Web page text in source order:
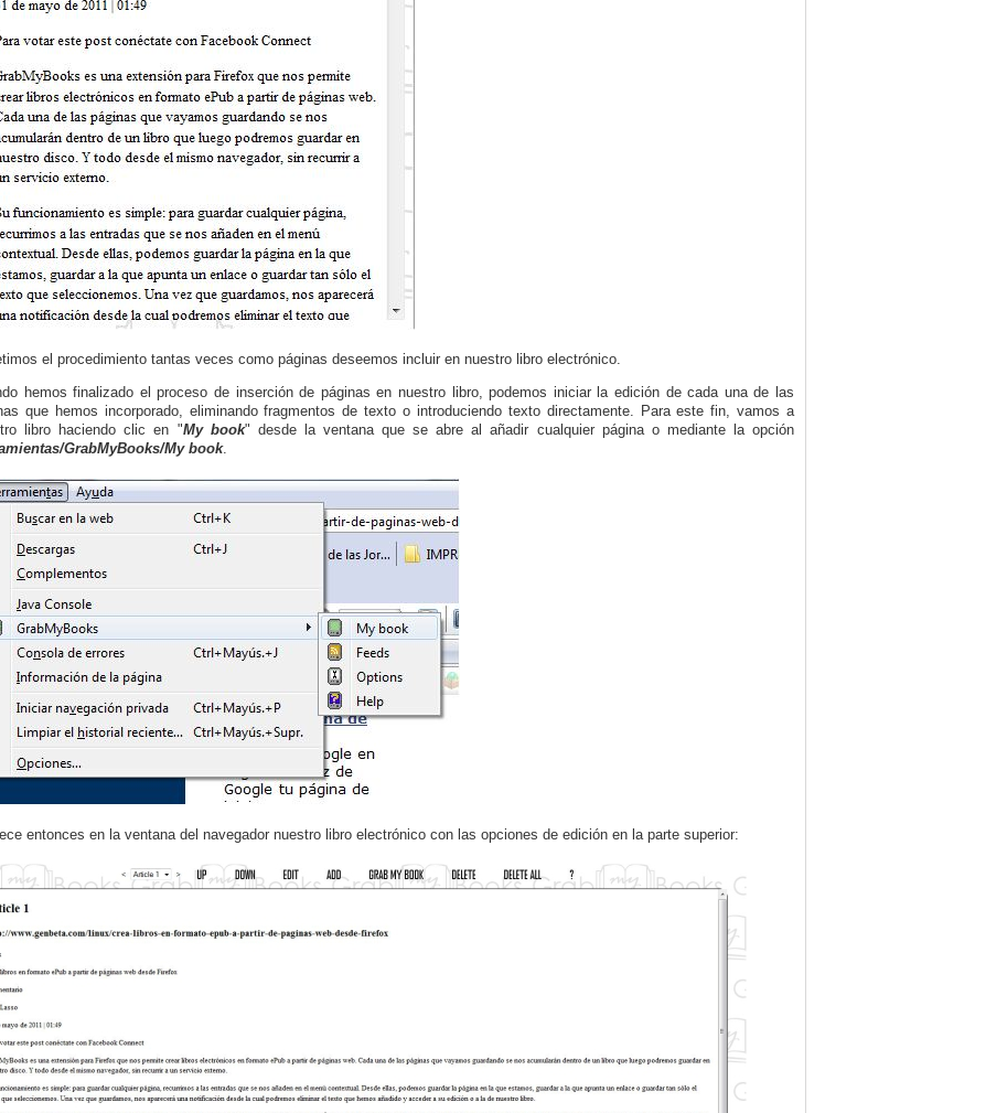
el procedimiento tantas veces como páginas deseemos incluir en nuestro libro electrónico.
hemos finalizado el proceso de inserción de páginas en nuestro libro, podemos iniciar la edición de cada una de las
que hemos incorporado, eliminando fragmentos de texto o introduciendo texto directamente. Para este fin, vamos a
libro haciendo clic en "My book" desde la ventana que se abre al añadir cualquier página o mediante la opción
GrabMyBooks/My book.
entonces en la ventana del navegador nuestro libro electrónico con las opciones de edición en la parte superior: